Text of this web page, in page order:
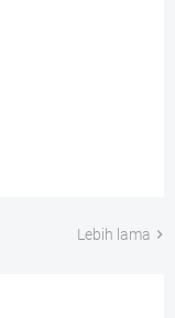
Lebih lama